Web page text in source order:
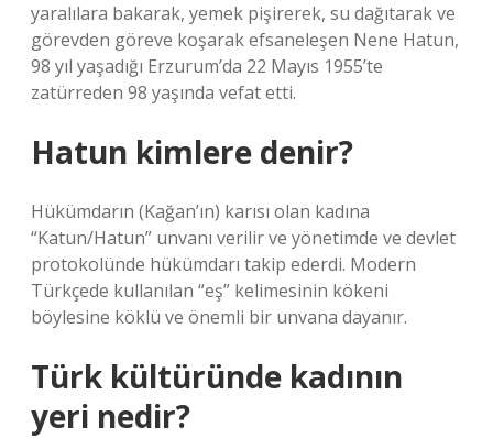
yaralılara bakarak, yemek pişirerek, su dağıtarak ve
görevden göreve koşarak efsaneleşen Nene Hatun,
98 yıl yaşadığı Erzurum’da 22 Mayıs 1955’te
zatürreden 98 yaşında vefat etti.
Hatun kimlere denir?
Hükümdarın (Kağan’ın) karısı olan kadına
“Katun/Hatun” unvanı verilir ve yönetimde ve devlet
protokolünde hükümdarı takip ederdi. Modern
Türkçede kullanılan “eş” kelimesinin kökeni
böylesine köklü ve önemli bir unvana dayanır.
Türk kültüründe kadının
yeri nedir?